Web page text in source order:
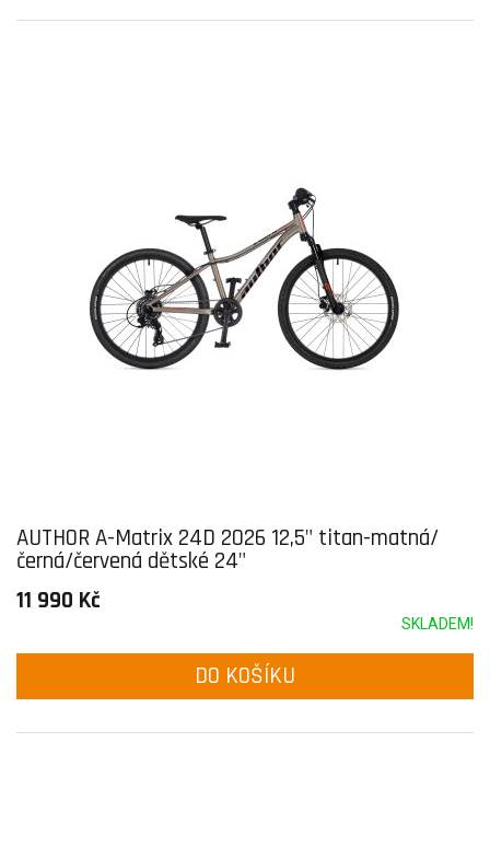
AUTHOR A-Matrix 24D 2026 12,5" titan-matná/
černá/červená dětské 24"
11 990 Kč
SKLADEM!
DO KOŠÍKU